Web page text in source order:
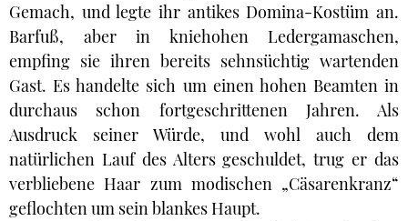
Gemach, und legte ihr antikes Domina-Kostüm an.
Barfuß, aber in kniehohen Ledergamaschen,
empfing sie ihren bereits sehnsüchtig wartenden
Gast. Es handelte sich um einen hohen Beamten in
durchaus schon fortgeschrittenen Jahren. Als
Ausdruck seiner Würde, und wohl auch dem
natürlichen Lauf des Alters geschuldet, trug er das
verbliebene Haar zum modischen „Cäsarenkranz“
geflochten um sein blankes Haupt.